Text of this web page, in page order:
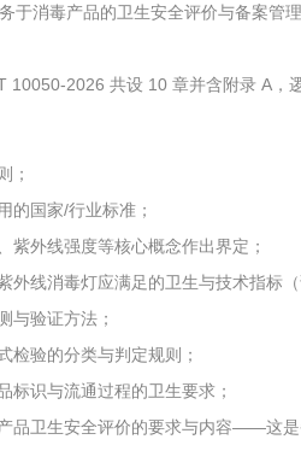
于消毒产品的卫生安全评价与备案管理
10050-2026 共设 10 章并含附录 A
；
的国家/行业标准；
紫外线强度等核心概念作出界定；
外线消毒灯应满足的卫生与技术指标（
与验证方法；
检验的分类与判定规则；
标识与流通过程的卫生要求；
品卫生安全评价的要求与内容——这是